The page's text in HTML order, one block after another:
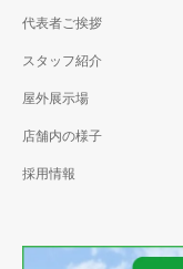
代表者ご挨拶
スタッフ紹介
屋外展示場
店舗内の様子
採用情報